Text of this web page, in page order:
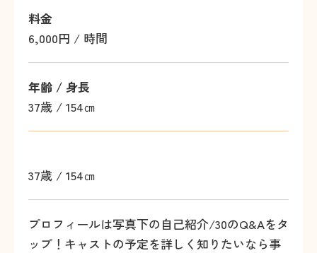
料金
6,000円 / 時間
年齢 / 身長
37歳 / 154㎝
37歳 / 154㎝
プロフィールは写真下の自己紹介/30のQ&Aをタ
ップ！キャストの予定を詳しく知りたいなら事